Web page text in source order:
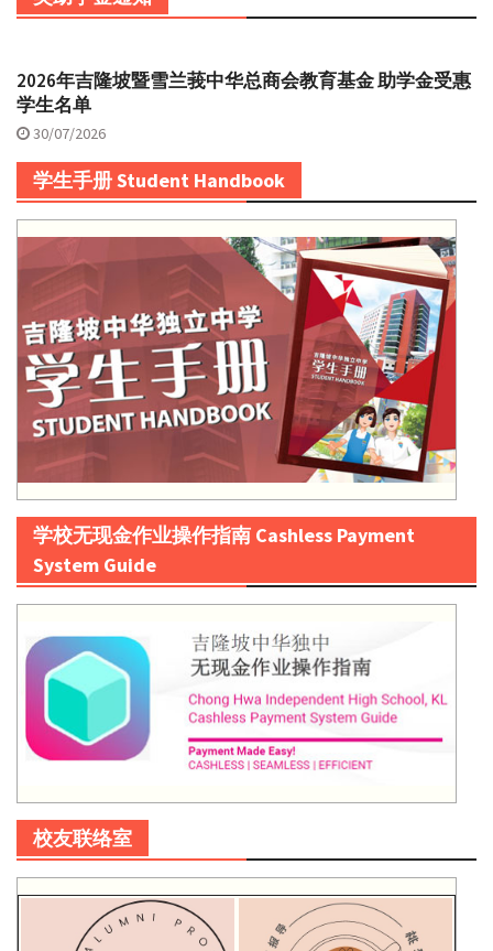
2026年吉隆坡暨雪兰莪中华总商会教育基金 助学金受惠
学生名单
30/07/2026
学生手册 Student Handbook
学校无现金作业操作指南 Cashless Payment
System Guide
校友联络室